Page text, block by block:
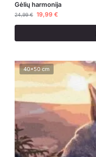
Gėlių harmonija
24,99€ 19,99 €
40x50 cm